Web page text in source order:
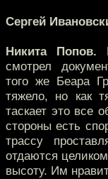
Сергей
Никита Попов.
смотрел
того же Беара
тяжело, но как
таскает это все
стороны есть
трассу
отдаются
высоту. Им